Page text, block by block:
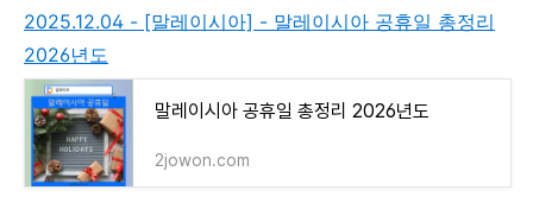
2025.12.04 - [말레이시아] - 말레이시아 공휴일 총정리
2026년도
말레이시아 공휴일 총정리 2026년도
2jowon.com